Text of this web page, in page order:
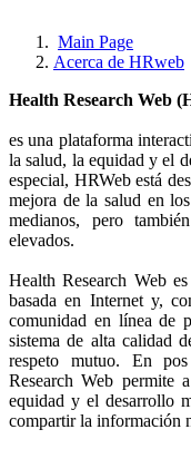
Main Page
Acerca de HRweb
Health Research Web
es una plataforma
la salud, la equidad y el
especial, HRWeb está
mejora de la salud en
medianos, pero
elevados.
Health Research Web
basada en Internet y,
comunidad en línea de
sistema de alta calidad
respeto mutuo. En
Research Web permite
equidad y el desarrollo
compartir la información